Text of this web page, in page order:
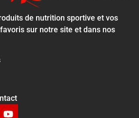
de nutrition sportive et vos
sur notre site et dans nos